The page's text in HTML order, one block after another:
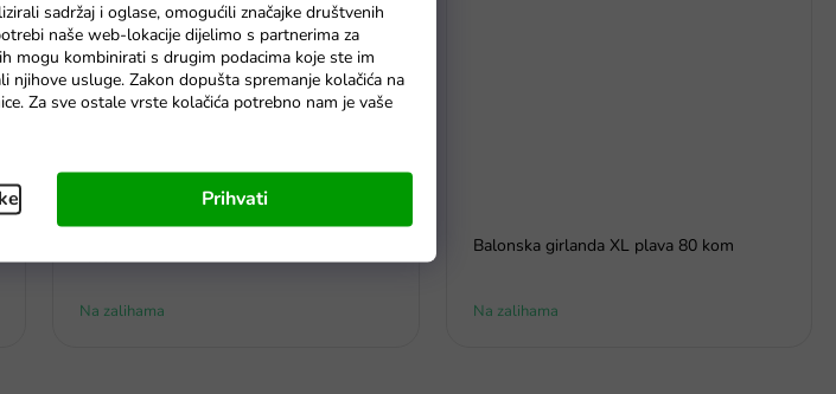
sadržaj i oglase, omogućili značajke društvenih
naše web-lokacije dijelimo s partnerima za
mogu kombinirati s drugim podacima koje ste im
usluge. Zakon dopušta spremanje kolačića na
Za sve ostale vrste kolačića potrebno nam je vaše
Prihvati
Mašna za auto na akumulator za djecu
roza
Na zalihama
Balonska girlanda XL plava 80 kom
Na zalihama